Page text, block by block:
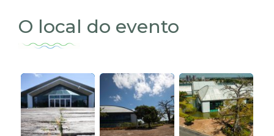
O local do evento